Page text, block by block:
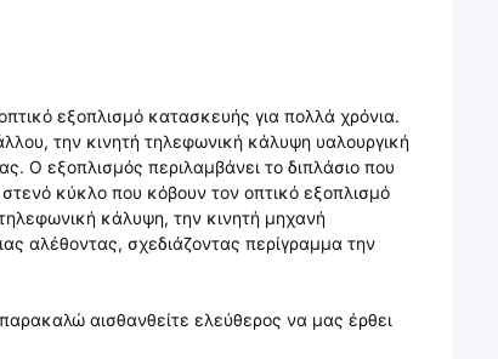
εξοπλισμό κατασκευής για πολλά χρόνια.
την κινητή τηλεφωνική κάλυψη υαλουργική
Ο εξοπλισμός περιλαμβάνει το διπλάσιο που
κύκλο που κόβουν τον οπτικό εξοπλισμό
κάλυψη, την κινητή μηχανή
αλέθοντας, σχεδιάζοντας περίγραμμα την
αισθανθείτε ελεύθερος να μας έρθει